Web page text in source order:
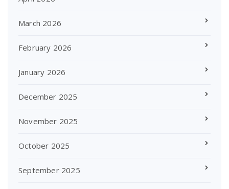
March 2026
February 2026
January 2026
December 2025
November 2025
October 2025
September 2025